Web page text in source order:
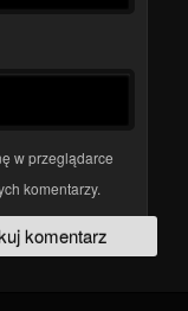
w przeglądarce
komentarzy.